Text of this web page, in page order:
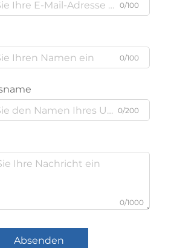
0/100
0/100
0/200
0/1000
Absenden